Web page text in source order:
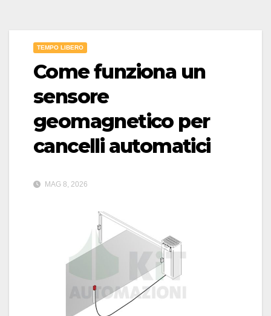
TEMPO LIBERO
Come funziona un
sensore
geomagnetico per
cancelli automatici
MAG 8, 2026